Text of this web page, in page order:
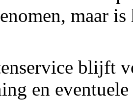
maar
blijft
en